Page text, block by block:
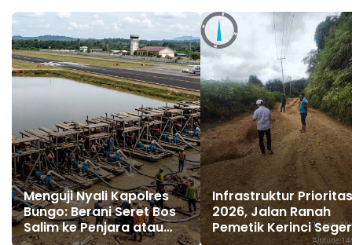
Menguji Nyali Kapolres
Bungo: Berani Seret Bos
Salim ke Penjara atau
Infrastruktur Prioritas
2026, Jalan Ranah
Pemetik Kerinci